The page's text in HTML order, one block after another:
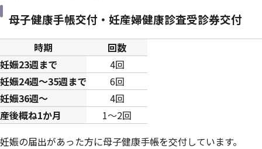
母子健康手帳交付・妊産婦健康診査受診券交付
時期
回数
妊娠23週まで
4回
妊娠24週～35週まで
6回
妊娠36週～
4回
産後概ね1か月
1～2回
妊娠の届出があった方に母子健康手帳を交付しています。